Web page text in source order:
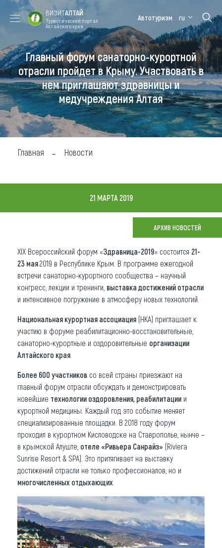
Форум VISIT
ALTAI
Цветение
маральника
Медицинский
форум
Алтайская
зимовка
Туры
Где побывать
Чем заняться
Где остановиться
О регионе
Коллекция впечатлений
Другие рубрики
ВИЗИТАЛТАЙ
Туристический портал
Алтайского края
Автотуризм ru
Главный форум санаторно-курортной
отрасли пройдет в Крыму. Участвовать в
нем приглашают здравницы и
медучреждения Алтая
Главная Новости
21 МАРТА 2019
АРХИВ НОВОСТЕЙ
XIX Всероссийский форум «Здравница-2019» состоится 21-
23 мая2019 в Республике Крым. В программе ежегодной
встречи санаторно-курортного сообщества – научный
конгресс, лекции и тренинги, выставка достижений отрасли
и интенсивное погружение в атмосферу новых технологий.
Национальная курортная ассоциация (НКА) приглашает к
участию в форуме реабилитационно-восстановительные,
санаторно-курортные и оздоровительные организации
Алтайского края
Более 600 участников со всей страны приезжают на
главный форум отрасли обсуждать и демонстрировать
новейшие технологии оздоровления, реабилитации и
курортной медицины. Каждый год это событие меняет
специализированные площадки. В 2018 году форум
проходил в курортном Кисловодске на Ставрополье, нынче –
в крымской Алуште, отеле «Ривьера Санрайз» (Riviera
Sunrise Resort & SPA). Это притягивает на выставку
достижений отрасли не только профессионалов, но и
многочисленных отдыхающих